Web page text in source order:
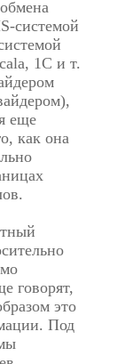
системой
1С и т.
еще
как она
говорят,
это
Под